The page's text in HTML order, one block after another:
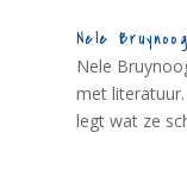
Nele
Nele
met
legt wat ze